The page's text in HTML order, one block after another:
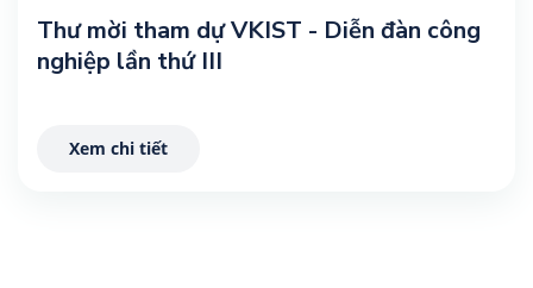
Thư mời tham dự VKIST - Diễn đàn công
nghiệp lần thứ III
Xem chi tiết